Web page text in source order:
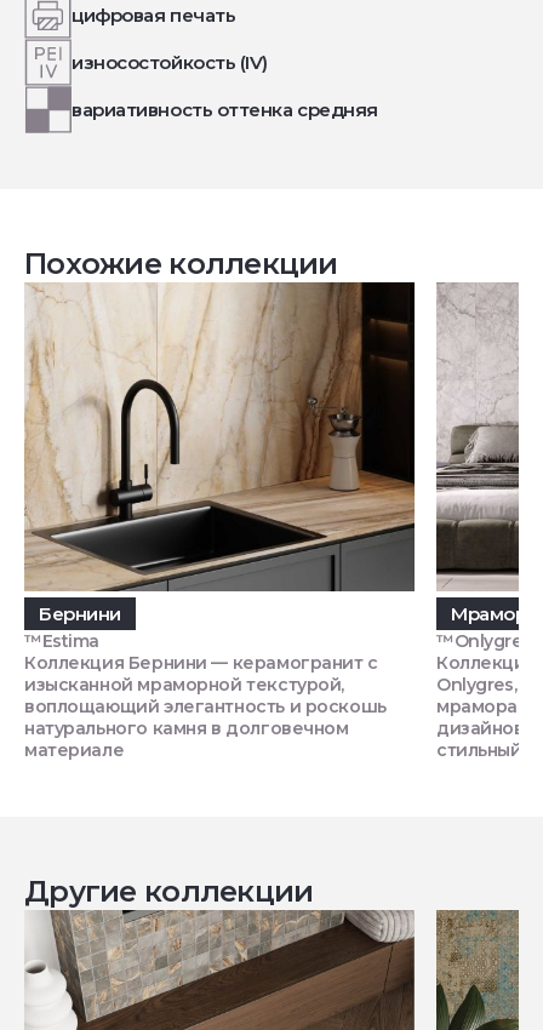
цифровая печать
износостойкость (IV)
вариативность оттенка средняя
Похожие коллекции
Бернини
™Estima
Коллекция Бернини — керамогранит с
изысканной мраморной текстурой,
воплощающий элегантность и роскошь
натурального камня в долговечном
материале
Мрамор
™Onlygres
Onlygres,
мрамора,
дизайнов,
стильный
Другие коллекции